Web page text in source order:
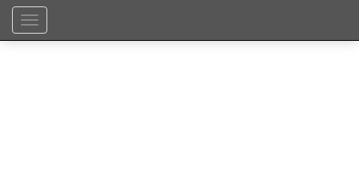
TOGGLE NAVIGATION